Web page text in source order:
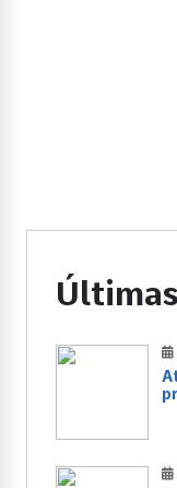
Últimas